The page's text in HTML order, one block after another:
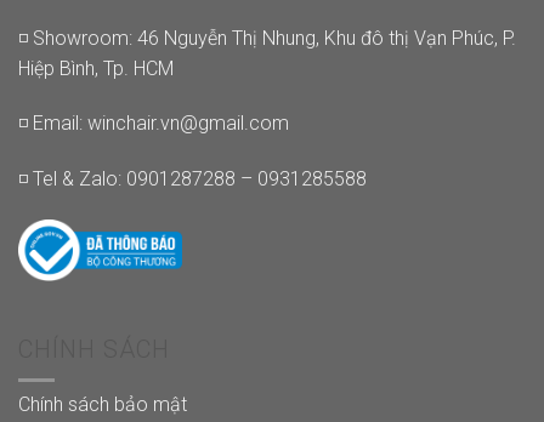
◽ Showroom: 46 Nguyễn Thị Nhung, Khu đô thị Vạn Phúc, P.
Hiệp Bình, Tp. HCM
◽ Email: winchair.vn@gmail.com
◽ Tel & Zalo: 0901287288 – 0931285588
Chính sách bảo mật